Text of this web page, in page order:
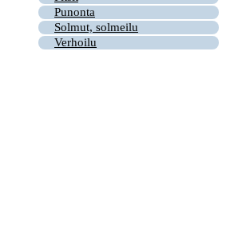
Punonta
Solmut, solmeilu
Verhoilu